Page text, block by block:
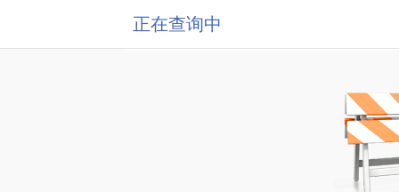
正在查询中